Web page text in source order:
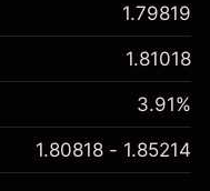
1.79819
1.81018
3.91%
1.80818 - 1.85214